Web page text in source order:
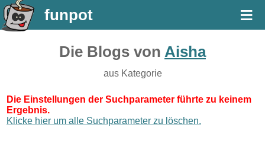
funpot ≡
Die Blogs von Aisha
aus Kategorie
Die Einstellungen der Suchparameter führte zu keinem
Ergebnis.
Klicke hier um alle Suchparameter zu löschen.